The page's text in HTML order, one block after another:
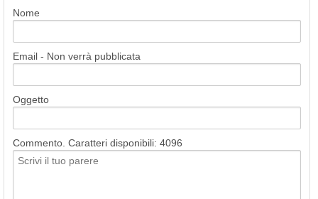
Nome
Email - Non verrà pubblicata
Oggetto
Commento. Caratteri disponibili: 4096